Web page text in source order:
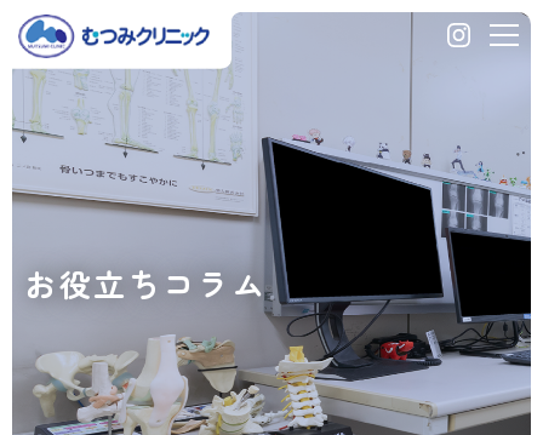
発
熱
来
お
問
お役立ちコラム